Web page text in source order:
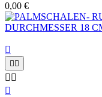
0,00 €

 
 
